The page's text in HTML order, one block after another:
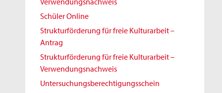
Schüler Online
Strukturförderung für freie Kulturarbeit –
Antrag
Strukturförderung für freie Kulturarbeit –
Verwendungsnachweis
Untersuchungsberechtigungsschein